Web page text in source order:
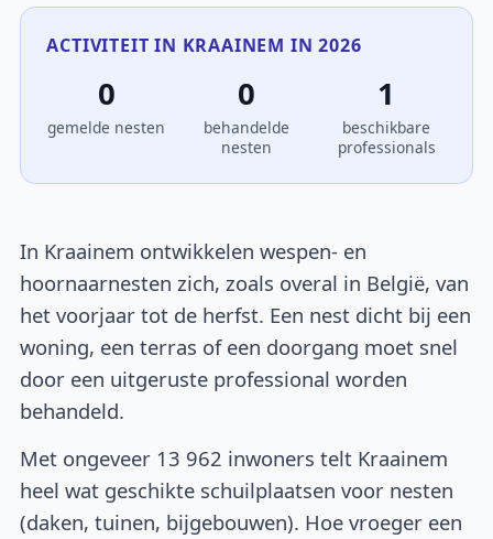
ACTIVITEIT IN KRAAINEM IN 2026
0
gemelde nesten
0
behandelde
nesten
1
beschikbare
professionals
In Kraainem ontwikkelen wespen- en
hoornaarnesten zich, zoals overal in België, van
het voorjaar tot de herfst. Een nest dicht bij een
woning, een terras of een doorgang moet snel
door een uitgeruste professional worden
behandeld.
Met ongeveer 13 962 inwoners telt Kraainem
heel wat geschikte schuilplaatsen voor nesten
(daken, tuinen, bijgebouwen). Hoe vroeger een